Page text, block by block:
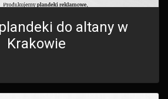
do altany w
Krakowie